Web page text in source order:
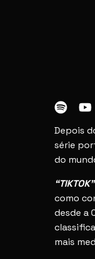
Depois
série
do
“TIKTOK”
como
desde a
mais